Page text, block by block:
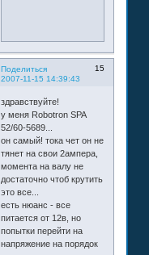
Поделиться
15
2007-11-15 14:39:43
здравствуйте!
у меня Robotron SPA
52/60-5689...
он самый! тока чет он не
тянет на свои 2ампера,
момента на валу не
достаточно чтоб крутить
это все...
есть нюанс - все
питается от 12в, но
попытки перейти на
напряжение на порядок